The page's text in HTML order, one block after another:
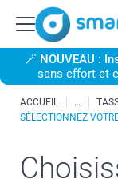
🪄 NOUVEAU :
sans effort et
ACCUEIL
SÉLECTIONNEZ